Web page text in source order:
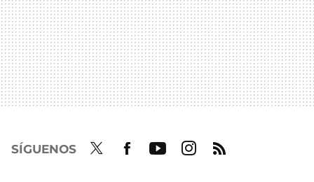
SÍGUENOS